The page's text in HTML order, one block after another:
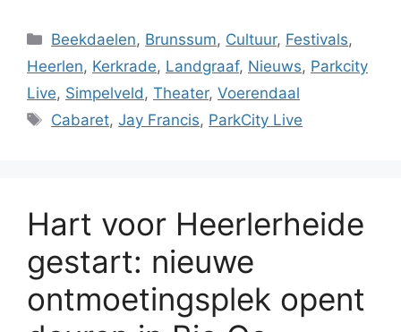
Categorieën
Beekdaelen, Brunssum, Cultuur, Festivals,
Heerlen, Kerkrade, Landgraaf, Nieuws, Parkcity
Live, Simpelveld, Theater, Voerendaal
Tags
Cabaret,Jay Francis, ParkCity Live
Hart voor Heerlerheide
gestart: nieuwe
ontmoetingsplek opent